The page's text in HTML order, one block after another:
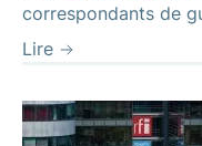
correspondants de
Lire